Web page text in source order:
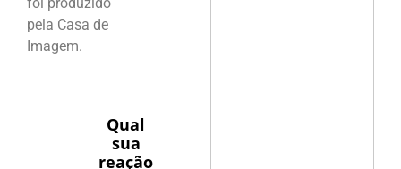
pela Casa de
Imagem.
Qual
sua
reação